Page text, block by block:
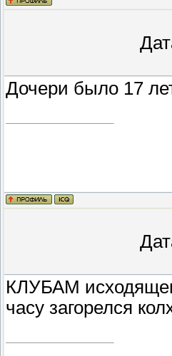
Дочери было 17
КЛУБАМ
часу загорелся